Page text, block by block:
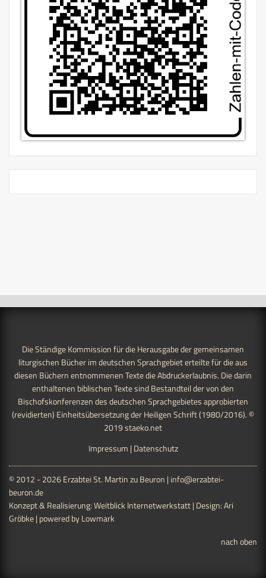
Die Ständige Kommission für die Herausgabe der gemeinsamen
liturgischen Bücher im deutschen Sprachgebiet erteilte für die aus
diesen Büchern entnommenen Texte die Abdruckerlaubnis. Die darin
enthaltenen biblischen Texte sind Bestandteil der von den
Bischofskonferenzen des deutschen Sprachgebietes approbierten
(revidierten) Einheitsübersetzung der Heiligen Schrift (1980/2016). ©
2019staeko.net
Impressum | Datenschutz
© 2012 - 2026 Erzabtei St. Martin zu Beuron | info@erzabtei-
beuron.de
Konzept & Realisierung:Weitblick Internetwerkstatt| Design:Ari
Gröbke| powered byLowmark
nach oben